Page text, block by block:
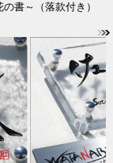
書～（落款付き）